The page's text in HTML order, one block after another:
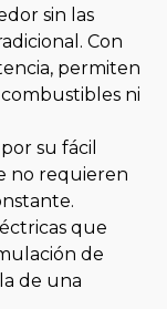
sin las
Con
permiten
ni
su fácil
no requieren
que
de
de una